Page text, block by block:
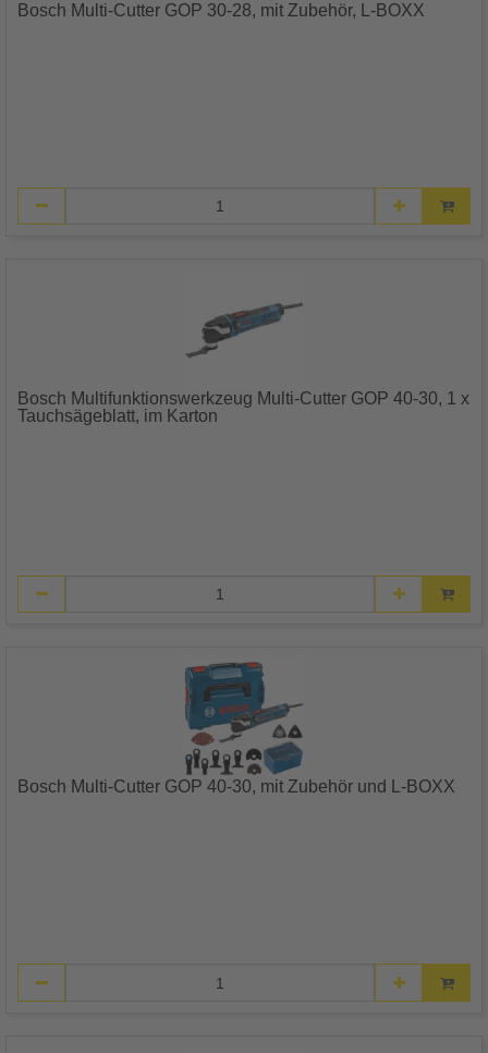
Bosch Multi-Cutter GOP 30-28, mit Zubehör, L-BOXX
Bosch Multifunktionswerkzeug Multi-Cutter GOP 40-30, 1 x
Tauchsägeblatt, im Karton
Bosch Multi-Cutter GOP 40-30, mit Zubehör und L-BOXX